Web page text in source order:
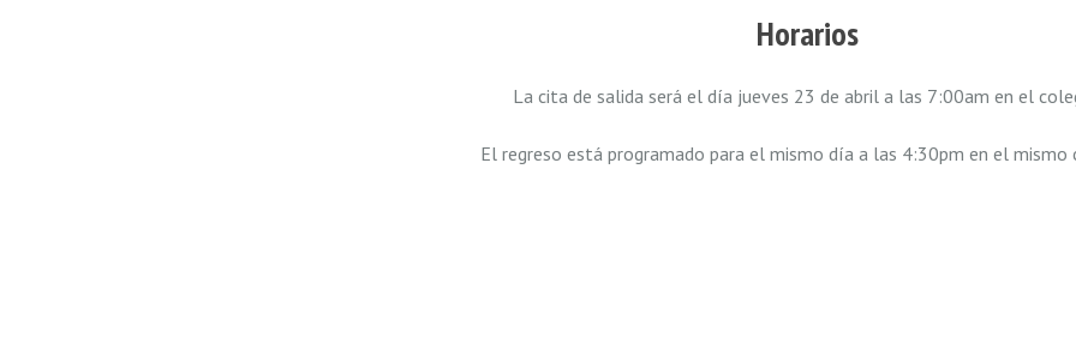
Horarios
La cita de salida será el día jueves 23 de abril a las 7:00am en el
El regreso está programado para el mismo día a las 4:30pm en el mismo